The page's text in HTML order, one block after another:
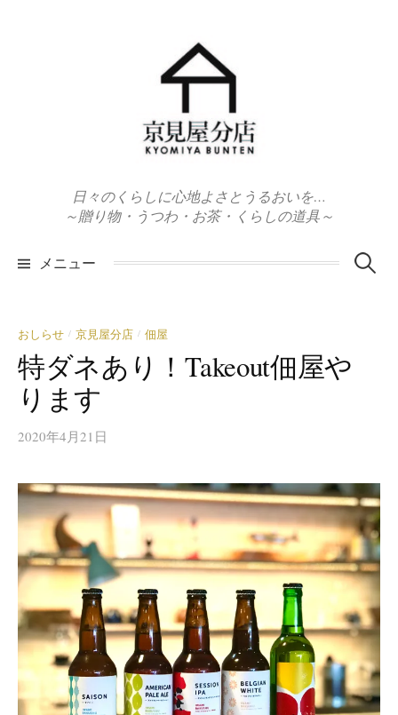
日々のくらしに心地よさとうるおいを…
～贈り物・うつわ・お茶・くらしの道具～
メニュー 検
おしらせ / 京見屋分店 / 佃屋
特ダネあり！Takeout佃屋や
ります
2020年4月21日